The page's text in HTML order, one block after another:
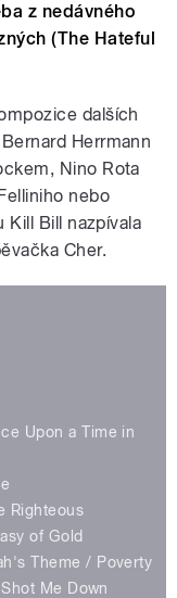
z nedávného
(The Hateful
dalších
Herrmann
Nino Rota
nebo
Kill Bill nazpívala
Cher.
Upon a Time in
Righteous
of Gold
Theme / Poverty
Me Down